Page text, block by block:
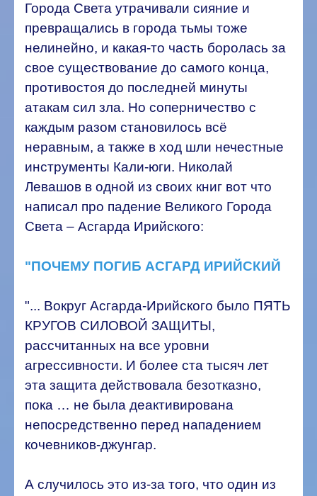
Города Света утрачивали сияние и
превращались в города тьмы тоже
нелинейно, и какая-то часть боролась за
свое существование до самого конца,
противостоя до последней минуты
атакам сил зла. Но соперничество с
каждым разом становилось всё
неравным, а также в ход шли нечестные
инструменты Кали-юги. Николай
Левашов в одной из своих книг вот что
написал про падение Великого Города
Света – Асгарда Ирийского:
"ПОЧЕМУ ПОГИБ АСГАРД ИРИЙСКИЙ
"... Вокруг Асгарда-Ирийского было ПЯТЬ
КРУГОВ СИЛОВОЙ ЗАЩИТЫ,
рассчитанных на все уровни
агрессивности. И более ста тысяч лет
эта защита действовала безотказно,
пока … не была деактивирована
непосредственно перед нападением
кочевников-джунгар.
А случилось это из-за того, что один из